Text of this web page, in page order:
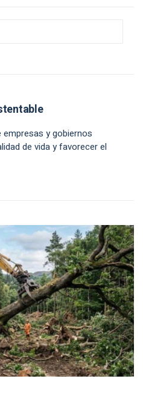
y gobiernos
de vida y favorecer el